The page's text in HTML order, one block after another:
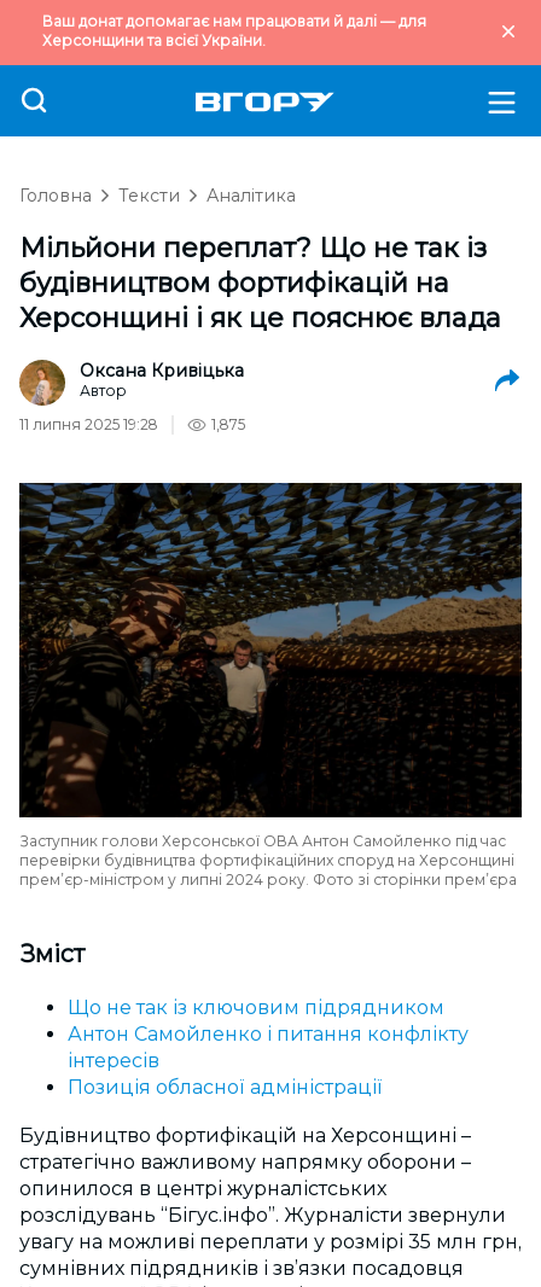
Ваш донат допомагає нам працювати й далі — для
Херсонщини та всієї України.
Головна Тексти Аналітика
Мільйони переплат? Що не так із
будівництвом фортифікацій на
Херсонщині і як це пояснює влада
Оксана Кривіцька
Автор
11 липня 2025 19:28
1,875
Заступник голови Херсонської ОВА Антон Самойленко під час
перевірки будівництва фортифікаційних споруд на Херсонщині
премʼєр-міністром у липні 2024 року. Фото зі сторінки премʼєра
Зміст
Що не так із ключовим підрядником
Антон Самойленко і питання конфлікту
інтересів
Позиція обласної адміністрації
Будівництво фортифікацій на Херсонщині –
стратегічно важливому напрямку оборони –
опинилося в центрі журналістських
розслідувань “Бігус.інфо”. Журналісти звернули
увагу на можливі переплати у розмірі 35 млн грн,
сумнівних підрядників і зв’язки посадовця